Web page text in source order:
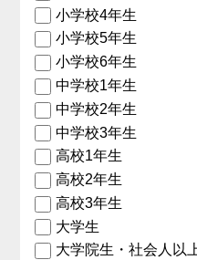
小学校4年生
小学校5年生
小学校6年生
中学校1年生
中学校2年生
中学校3年生
高校1年生
高校2年生
高校3年生
大学生
大学院生・社会人以